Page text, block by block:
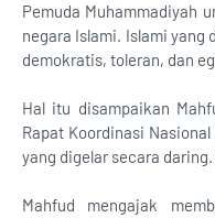
Pemuda Muhammadiyah
negara Islami. Islami yang
demokratis, toleran, dan
Hal itu disampaikan
Rapat Koordinasi
yang digelar secara
Mahfud mengajak